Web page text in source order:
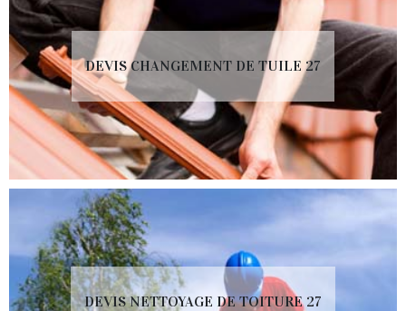
DEVIS CHANGEMENT DE TUILE 27
DEVIS NETTOYAGE DE TOITURE 27